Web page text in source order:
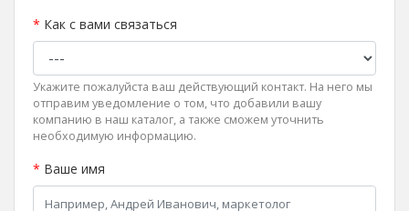
* Как с вами связаться
Укажите пожалуйста ваш действующий контакт. На него мы
отправим уведомление о том, что добавили вашу
компанию в наш каталог, а также сможем уточнить
необходимую информацию.
* Ваше имя